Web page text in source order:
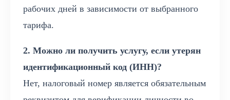
рабочих дней в зависимости от выбранного
тарифа.
2. Можно ли получить услугу, если утерян
идентификационный код (ИНН)?
Нет, налоговый номер является обязательным